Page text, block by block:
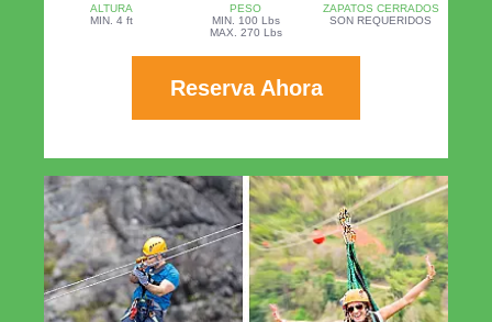
ALTURA
MIN. 4 ft
PESO
MIN. 100 Lbs
MAX. 270 Lbs
ZAPATOS CERRADOS
SON REQUERIDOS
Reserva Ahora